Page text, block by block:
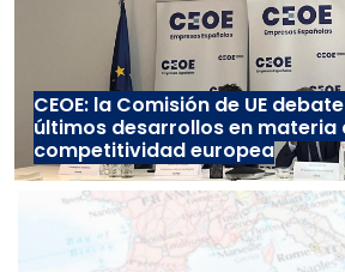
CEOE: la Comisión de UE
últimos desarrollos en materia
competitividad europea